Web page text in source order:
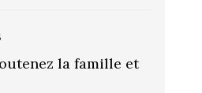
la famille et